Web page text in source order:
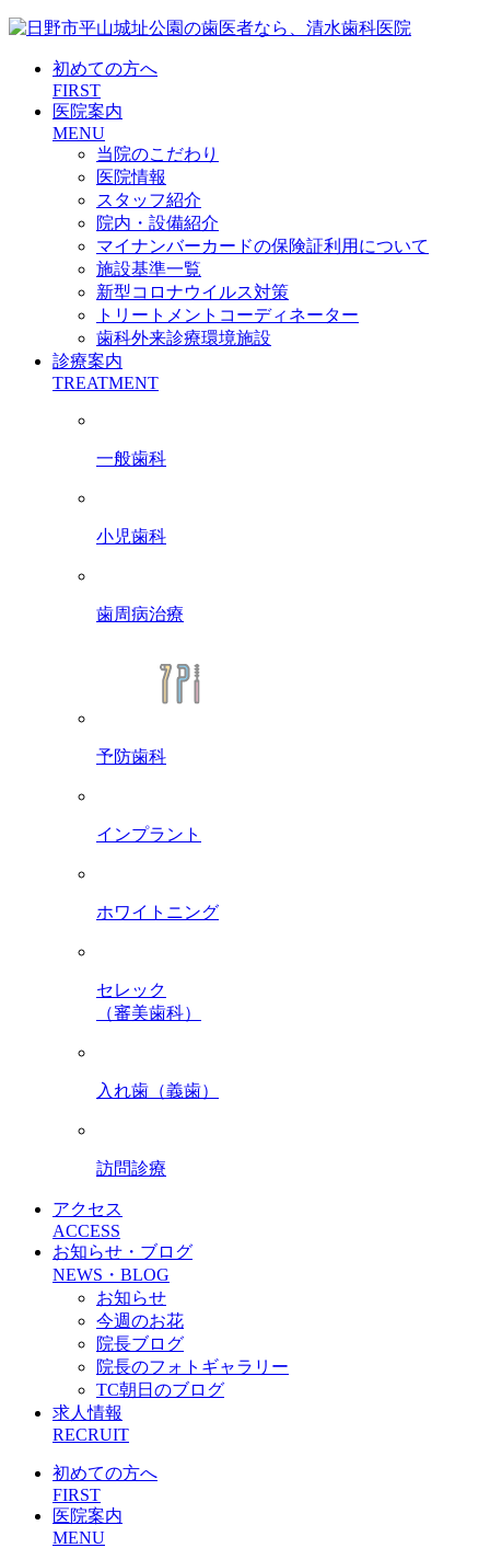
初めての方へ
FIRST
医院案内
MENU
当院のこだわり
医院情報
スタッフ紹介
院内・設備紹介
マイナンバーカードの保険証利用について
施設基準一覧
新型コロナウイルス対策
トリートメントコーディネーター
歯科外来診療環境施設
診療案内
TREATMENT
一般歯科
小児歯科
歯周病治療
予防歯科
インプラント
ホワイトニング
セレック
（審美歯科）
入れ歯（義歯）
訪問診療
アクセス
ACCESS
お知らせ・ブログ
NEWS・BLOG
お知らせ
今週のお花
院長ブログ
院長のフォトギャラリー
TC朝日のブログ
求人情報
RECRUIT
初めての方へ
FIRST
医院案内
MENU